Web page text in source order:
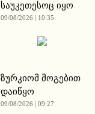
საუკეთესოც იყო
09/08/2026 | 10:35
ზურკიომ მოგებით
დაიწყო
09/08/2026 | 09:27